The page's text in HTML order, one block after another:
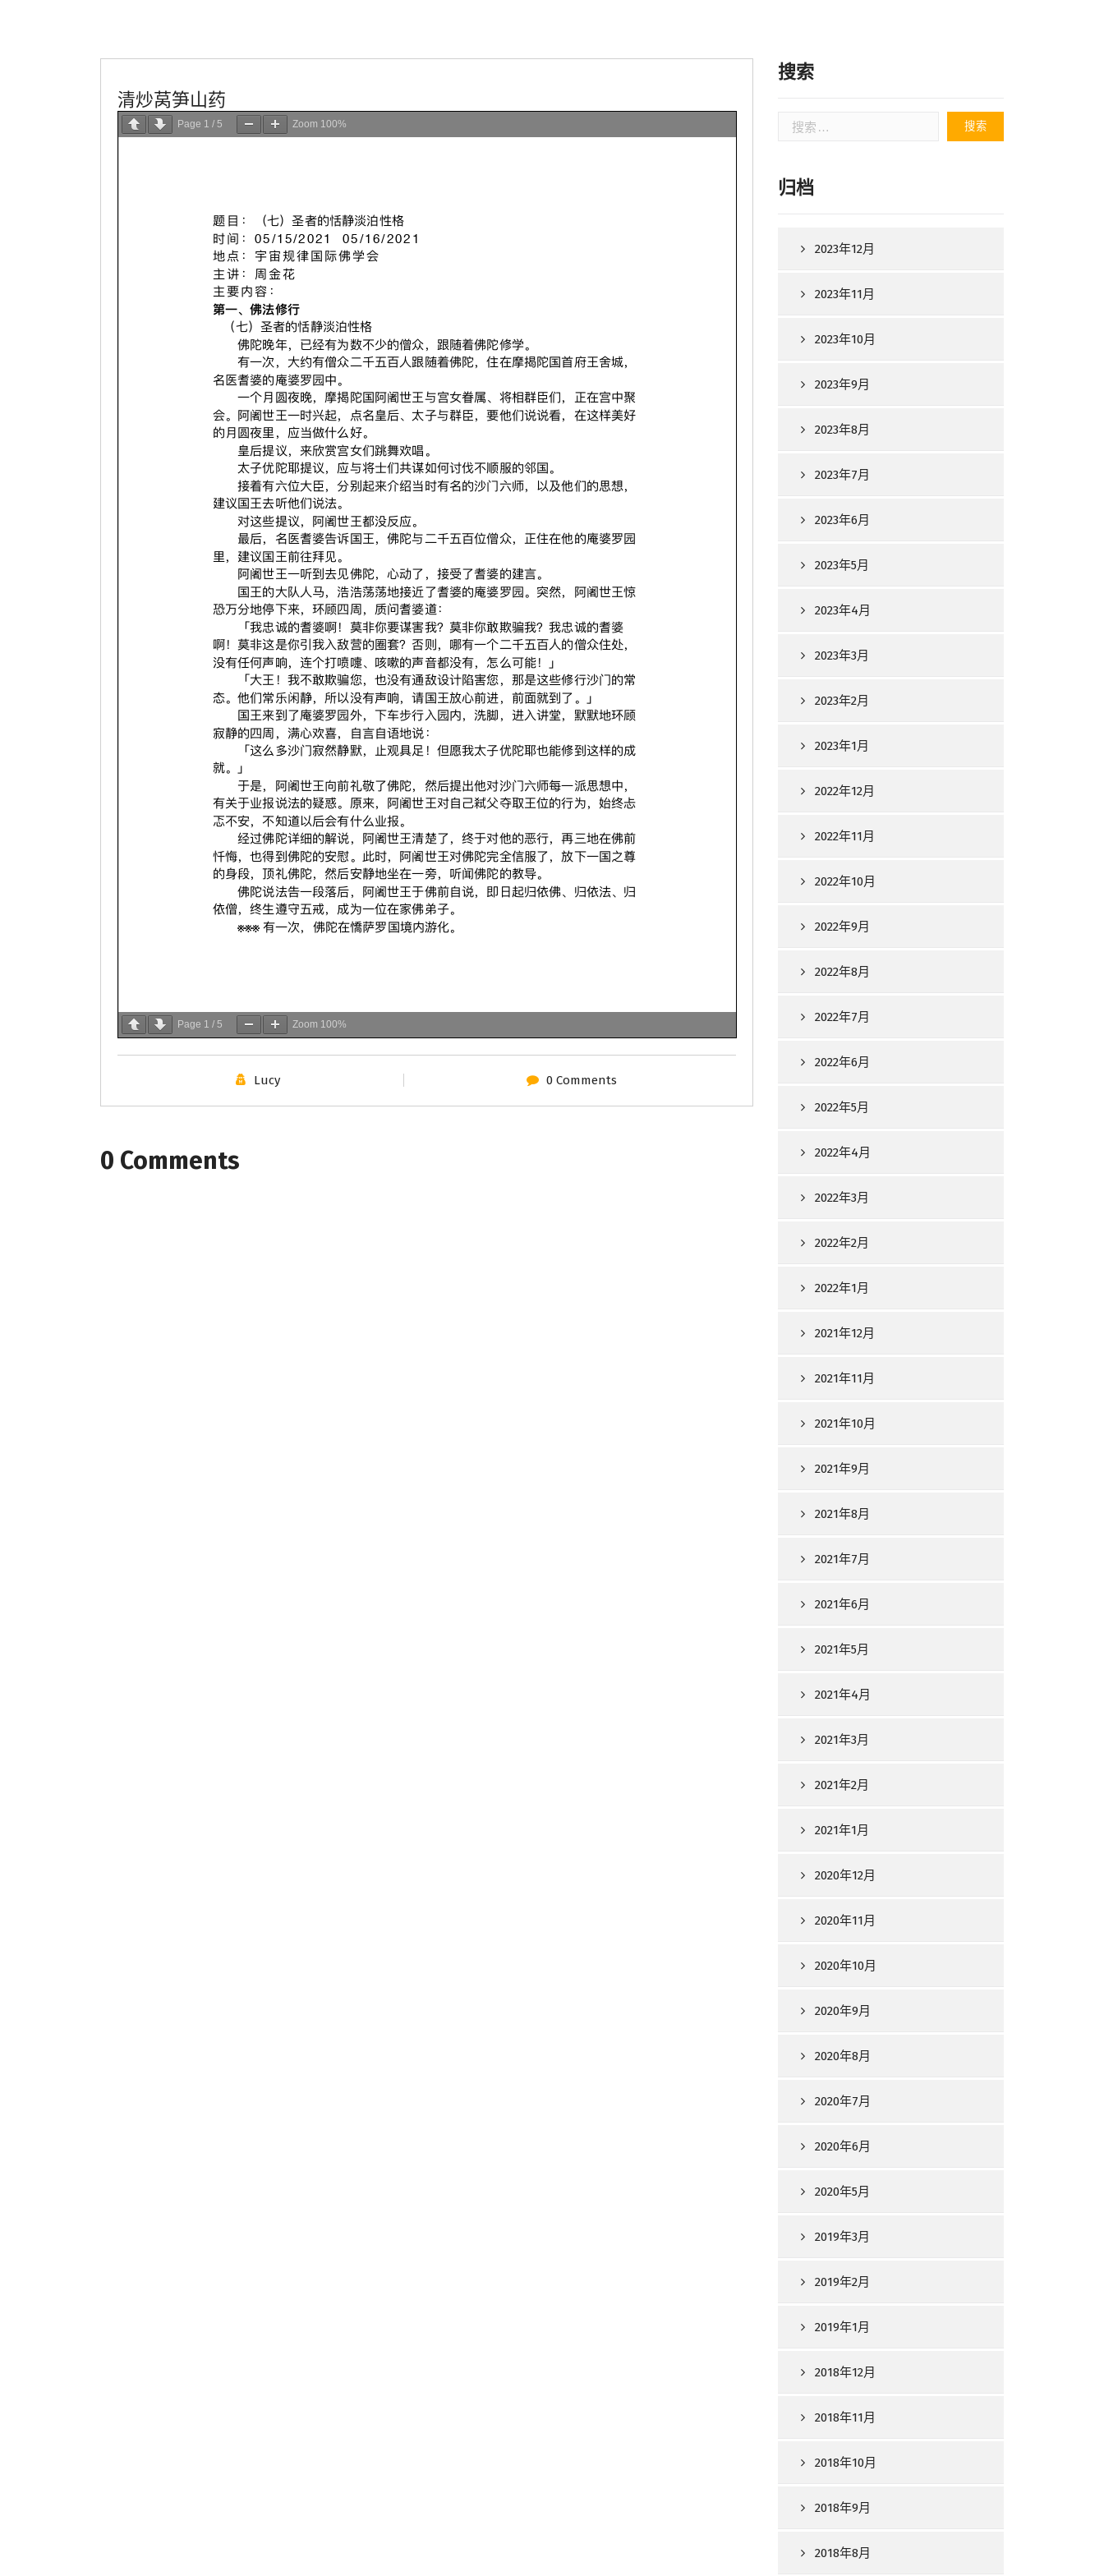
清炒莴笋山药
Page 1 / 5 Zoom 100%
Page 1 / 5 Zoom 100%
Lucy 0 Comments
0 Comments
搜索
索：
归档
2023年12月
2023年11月
2023年10月
2023年9月
2023年8月
2023年7月
2023年6月
2023年5月
2023年4月
2023年3月
2023年2月
2023年1月
2022年12月
2022年11月
2022年10月
2022年9月
2022年8月
2022年7月
2022年6月
2022年5月
2022年4月
2022年3月
2022年2月
2022年1月
2021年12月
2021年11月
2021年10月
2021年9月
2021年8月
2021年7月
2021年6月
2021年5月
2021年4月
2021年3月
2021年2月
2021年1月
2020年12月
2020年11月
2020年10月
2020年9月
2020年8月
2020年7月
2020年6月
2020年5月
2019年3月
2019年2月
2019年1月
2018年12月
2018年11月
2018年10月
2018年9月
2018年8月